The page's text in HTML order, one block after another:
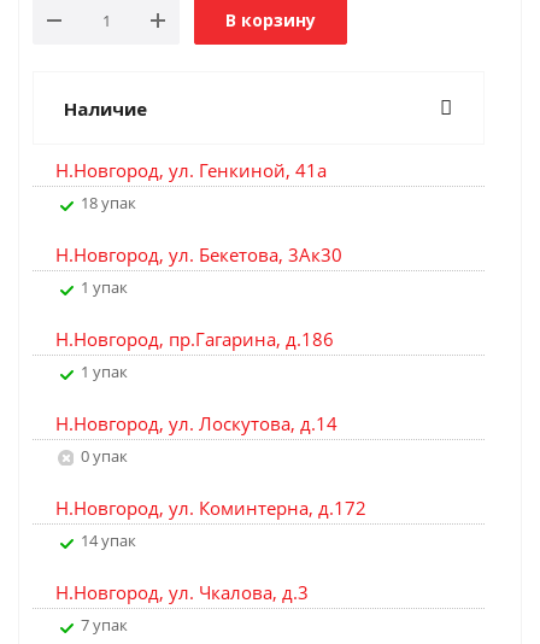
В корзину
Наличие
Н.Новгород, ул. Генкиной, 41а
18 упак
Н.Новгород, ул. Бекетова, 3Ак30
1 упак
Н.Новгород, пр.Гагарина, д.186
1 упак
Н.Новгород, ул. Лоскутова, д.14
0 упак
Н.Новгород, ул. Коминтерна, д.172
14 упак
Н.Новгород, ул. Чкалова, д.3
7 упак